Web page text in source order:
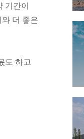
기간이
더 좋은
도 하고